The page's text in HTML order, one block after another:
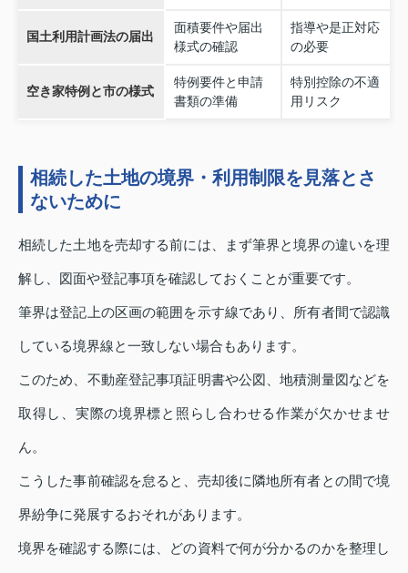
国土利用計画法の届出
面積要件や届出
様式の確認
指導や是正対応
の必要
空き家特例と市の様式
特例要件と申請
書類の準備
特別控除の不適
用リスク
相続した土地の境界・利用制限を見落とさ
ないために
相続した土地を売却する前には、まず筆界と境界の違いを理
解し、図面や登記事項を確認しておくことが重要です。
筆界は登記上の区画の範囲を示す線であり、所有者間で認識
している境界線と一致しない場合もあります。
このため、不動産登記事項証明書や公図、地積測量図などを
取得し、実際の境界標と照らし合わせる作業が欠かせませ
ん。
こうした事前確認を怠ると、売却後に隣地所有者との間で境
界紛争に発展するおそれがあります。
境界を確認する際には、どの資料で何が分かるのかを整理し